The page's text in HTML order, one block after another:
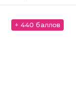
+ 440 баллов